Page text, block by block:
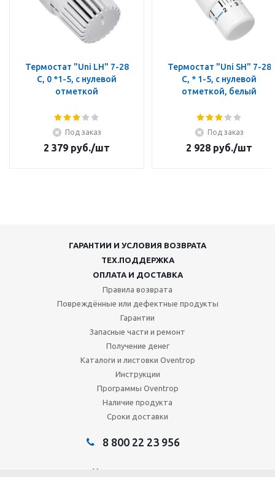
Термостат "Uni LH" 7-28
C, 0 *1-5, с нулевой
отметкой
Под заказ
2 379 руб./шт
Термостат "Uni SH" 7-28
C, * 1-5, с нулевой
отметкой, белый
Под заказ
2 928 руб./шт
ГАРАНТИИ И УСЛОВИЯ ВОЗВРАТА
ТЕХ.ПОДДЕРЖКА
ОПЛАТА И ДОСТАВКА
Правила возврата
Повреждённые или дефектные продукты
Гарантии
Запасные части и ремонт
Получение денег
Каталоги и листовки Oventrop
Инструкции
Программы Oventrop
Наличие продукта
Сроки доставки
8 800 22 23 956
Мы в социальных сетях: